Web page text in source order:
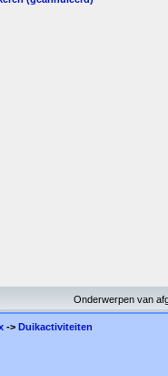
Onderwerpen van
-> Duikactiviteiten